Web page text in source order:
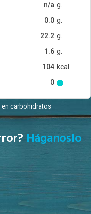
g.
n/a
g.
0.0
g.
22.2
g.
1.6
kcal.
104
0
en carbohidratos
Háganoslo